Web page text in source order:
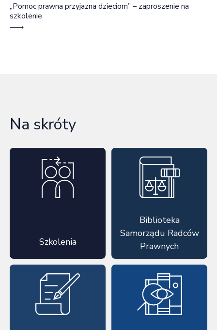
„Pomoc prawna przyjazna dzieciom” – zaproszenie na
szkolenie
Na skróty
Szkolenia
Biblioteka
Samorządu Radców
Prawnych